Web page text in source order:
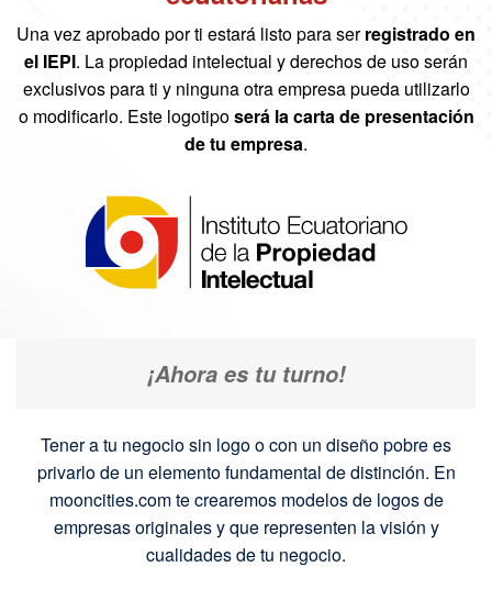
Una vez aprobado por ti estará listo para serregistrado en
el IEPI. La propiedad intelectual y derechos de uso serán
exclusivos para ti y ninguna otra empresa pueda utilizarlo
o modificarlo. Este logotiposerá la carta de presentación
de tu empresa.
¡Ahora es tu turno!
Tener a tu negocio sin logo o con un diseño pobre es
privarlo de un elemento fundamental de distinción. En
mooncities.com te crearemos modelos de logos de
empresas originales y que representen la visión y
cualidades de tu negocio.